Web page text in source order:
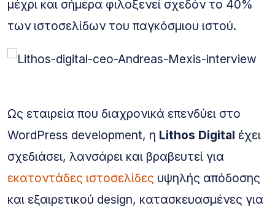
μέχρι και σήμερα φιλοξενεί σχεδόν το 40%
των ιστοσελίδων του παγκόσμιου ιστού.
Ως εταιρεία που διαχρονικά επενδύει στο
WordPress development, η Lithos Digital έχει
σχεδιάσει, λανσάρει και βραβευτεί για
εκατοντάδες ιστοσελίδες υψηλής απόδοσης
και εξαιρετικού design, κατασκευασμένες για